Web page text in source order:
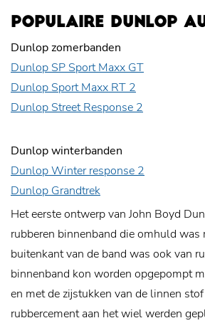
POPULAIRE DUNLOP
Dunlop zomerbanden
Dunlop SP Sport Maxx GT
Dunlop Sport Maxx RT 2
Dunlop Street Response 2
Dunlop winterbanden
Dunlop Winter response 2
Dunlop Grandtrek
Het eerste ontwerp van John Boyd
rubberen binnenband die omhuld
buitenkant van de band was ook van
binnenband kon worden opgepompt
en met de zijstukken van de linnen
rubbercement aan het wiel werden